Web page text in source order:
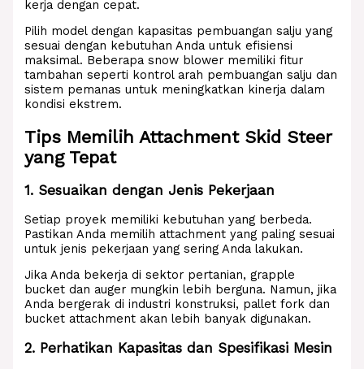
kerja dengan cepat.
Pilih model dengan kapasitas pembuangan salju yang
sesuai dengan kebutuhan Anda untuk efisiensi
maksimal. Beberapa snow blower memiliki fitur
tambahan seperti kontrol arah pembuangan salju dan
sistem pemanas untuk meningkatkan kinerja dalam
kondisi ekstrem.
Tips Memilih Attachment Skid Steer
yang Tepat
1. Sesuaikan dengan Jenis Pekerjaan
Setiap proyek memiliki kebutuhan yang berbeda.
Pastikan Anda memilih attachment yang paling sesuai
untuk jenis pekerjaan yang sering Anda lakukan.
Jika Anda bekerja di sektor pertanian, grapple
bucket dan auger mungkin lebih berguna. Namun, jika
Anda bergerak di industri konstruksi, pallet fork dan
bucket attachment akan lebih banyak digunakan.
2. Perhatikan Kapasitas dan Spesifikasi Mesin